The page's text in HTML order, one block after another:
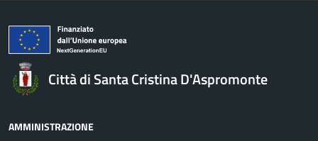
Città di Santa Cristina D'Aspromonte
AMMINISTRAZIONE